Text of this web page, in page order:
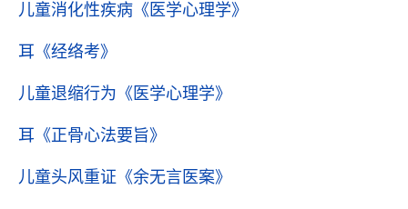
儿童消化性疾病 《医学心理学》
耳 《经络考》
儿童退缩行为 《医学心理学》
耳 《正骨心法要旨》
儿童头风重证 《余无言医案》